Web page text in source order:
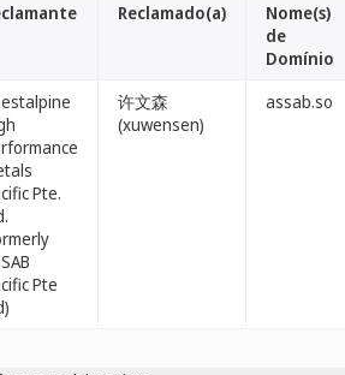
Reclamado(a)
Nome(s)
de
Domínio
Pte.
Pte
许文森
(xuwensen)
assab.so